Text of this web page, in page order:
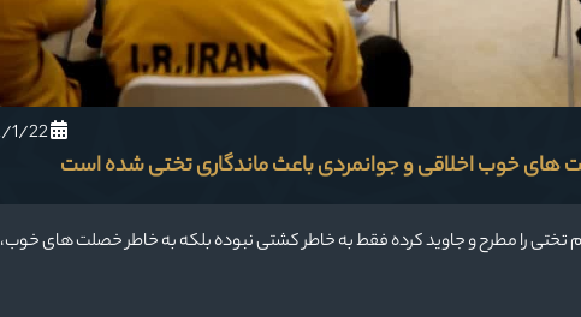
1402/1/22
های خوب اخلاقی و جوانمردی باعث ماندگاری تختی شده است
تختی را مطرح و جاوید کرده فقط به خاطر کشتی نبوده بلکه به خاطر خصلت های خوب،